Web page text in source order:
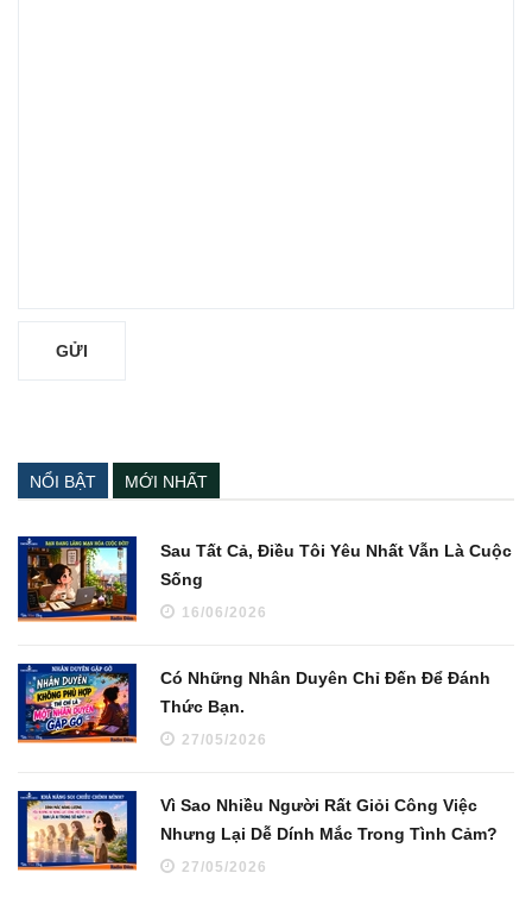
NỔI BẬT
Sau Tất Cả, Điều Tôi Yêu Nhất Vẫn Là Cuộc
Sống
16/06/2026
Có Những Nhân Duyên Chỉ Đến Để Đánh
Thức Bạn.
27/05/2026
Vì Sao Nhiều Người Rất Giỏi Công Việc
Nhưng Lại Dễ Dính Mắc Trong Tình Cảm?
27/05/2026
MỚI NHẤT